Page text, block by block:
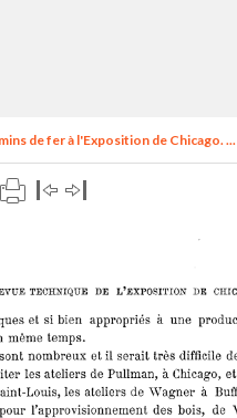
de fer à l'Exposition de Chicago. ...